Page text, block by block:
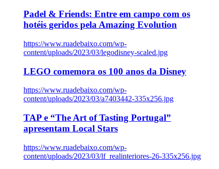
Padel & Friends: Entre em campo com os
hotéis geridos pela Amazing Evolution
https://www.ruadebaixo.com/wp-
content/uploads/2023/03/legodisney-scaled.jpg
LEGO comemora os 100 anos da Disney
https://www.ruadebaixo.com/wp-
content/uploads/2023/03/a7403442-335x256.jpg
TAP e “The Art of Tasting Portugal”
apresentam Local Stars
https://www.ruadebaixo.com/wp-
content/uploads/2023/03/lf_realinteriores-26-335x256.jpg